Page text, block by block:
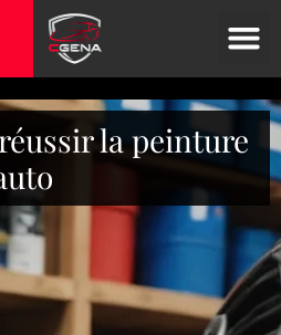
la peinture